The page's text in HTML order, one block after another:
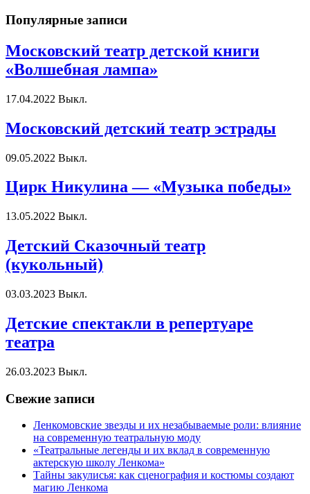
Популярные записи
Московский театр детской книги
«Волшебная лампа»
17.04.2022 Выкл.
Московский детский театр эстрады
09.05.2022 Выкл.
Цирк Никулина — «Музыка победы»
13.05.2022 Выкл.
Детский Сказочный театр
(кукольный)
03.03.2023 Выкл.
Детские спектакли в репертуаре
театра
26.03.2023 Выкл.
Свежие записи
Ленкомовские звезды и их незабываемые роли: влияние
на современную театральную моду
«Театральные легенды и их вклад в современную
актерскую школу Ленкома»
Тайны закулисья: как сценография и костюмы создают
магию Ленкома